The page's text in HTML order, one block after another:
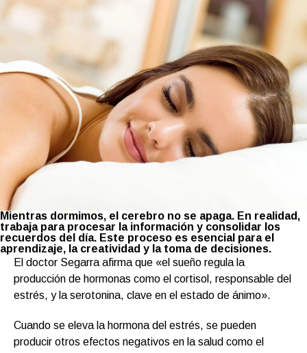
Mientras dormimos, el cerebro no se apaga. En realidad,
trabaja para procesar la información y consolidar los
recuerdos del día. Este proceso es esencial para el
aprendizaje, la creatividad y la toma de decisiones.
El doctor Segarra afirma que «el sueño regula la
producción de hormonas como el cortisol, responsable del
estrés, y la serotonina, clave en el estado de ánimo».
Cuando se eleva la hormona del estrés, se pueden
producir otros efectos negativos en la salud como el